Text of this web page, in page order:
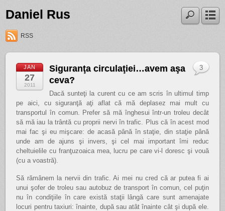
Daniel Rus
RSS
JAN
27
2011
Siguranţa circulaţiei…avem aşa
ceva?
Dacă sunteţi la curent cu ce am scris în ultimul timp
pe aici, cu siguranţă aţi aflat că mă deplasez mai mult cu
transportul în comun. Prefer să mă înghesui într-un troleu decât
să mă iau la trântă cu proprii nervi în trafic. Plus că în acest mod
mai fac şi eu mişcare: de acasă până în staţie, din staţie până
unde am de ajuns şi invers, şi cel mai important îmi reduc
cheltuielile cu franţuzoaica mea, lucru pe care vi-l doresc şi vouă
(cu a voastră).
Să rămânem la nervii din trafic. Ai mei nu cred că ar putea fi ai
unui şofer de troleu sau autobuz de transport în comun, cel puţin
nu în condiţiile în care există staţii lângă care sunt amenajate
locuri pentru taxiuri: înainte, după sau atât înainte cât şi după ele.
3